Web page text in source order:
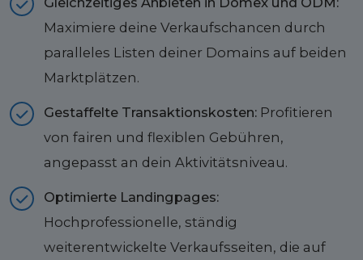
Maximiere deine Verkaufschancen durch
paralleles Listen deiner Domains auf beiden
Marktplätzen.
Gestaffelte Transaktionskosten: Profitieren
von fairen und flexiblen Gebühren,
angepasst an dein Aktivitätsniveau.
Optimierte Landingpages:
Hochprofessionelle, ständig
weiterentwickelte Verkaufsseiten, die auf